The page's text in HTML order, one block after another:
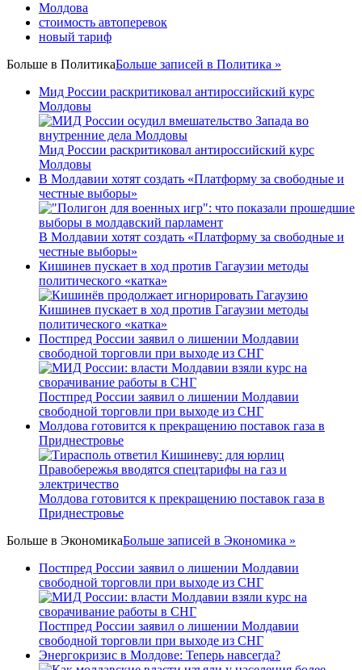
Молдова
стоимость автоперевок
новый тариф
Больше в ПолитикаБольше записей в Политика »
Мид России раскритиковал антироссийский курс
Молдовы
Мид России раскритиковал антироссийский курс
Молдовы
В Молдавии хотят создать «Платформу за свободные и
честные выборы»
В Молдавии хотят создать «Платформу за свободные и
честные выборы»
Кишинев пускает в ход против Гагаузии методы
политического «катка»
Кишинев пускает в ход против Гагаузии методы
политического «катка»
Постпред России заявил о лишении Молдавии
свободной торговли при выходе из СНГ
Постпред России заявил о лишении Молдавии
свободной торговли при выходе из СНГ
Молдова готовится к прекращению поставок газа в
Приднестровье
Молдова готовится к прекращению поставок газа в
Приднестровье
Больше в ЭкономикаБольше записей в Экономика »
Постпред России заявил о лишении Молдавии
свободной торговли при выходе из СНГ
Постпред России заявил о лишении Молдавии
свободной торговли при выходе из СНГ
Энергокризис в Молдове: Теперь навсегда?